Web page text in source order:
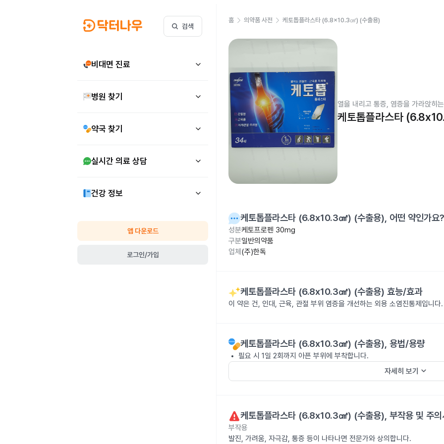
검색
비대면 진료
병원 찾기
약국 찾기
실시간 의료 상담
건강 정보
앱 다운로드
로그인/가입
홈 의약품 사전 케토톱플라스타 (6.8x10.3㎠) (수출용)
열을 내리고 통증, 염증을 가라앉히
케토톱플라스타
케토톱플라스타 (6.8x10.3㎠) (수출용), 어떤 약인가요?
성분케토프로펜 30mg
구분일반의약품
업체 (주)한독
케토톱플라스타 (6.8x10.3㎠) (수출용) 효능/효과
이 약은 건, 인대, 근육, 관절 부위 염증을 개선하는 외용 소염진통제입니다.
케토톱플라스타 (6.8x10.3㎠) (수출용), 용법/용량
필요 시 1일 2회까지 아픈 부위에 부착합니다.
자세히 보기 keyboard_arrow_down
케토톱플라스타 (6.8x10.3㎠) (수출용), 부작용 및 주
부작용
발진, 가려움, 자극감, 통증 등이 나타나면 전문가와 상의합니다.